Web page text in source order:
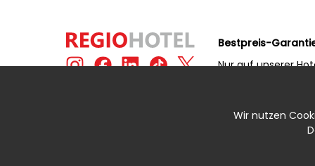
Wir nutzen
Bestpreis-
Nur auf unserer
erhalten Sie